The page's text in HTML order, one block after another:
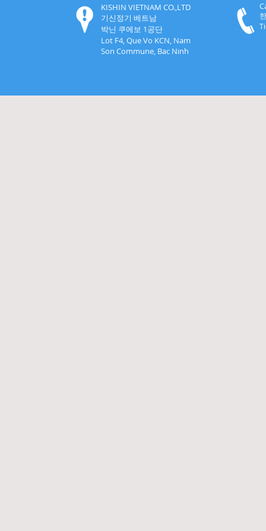
KISHIN VIETNAM CO.,LTD
기신정기 베트남
박닌 쿠에보 1공단
Lot F4, Que Vo KCN, Nam
Son Commune, Bac Ninh